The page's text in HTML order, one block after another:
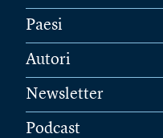
Paesi
Autori
Newsletter
Podcast